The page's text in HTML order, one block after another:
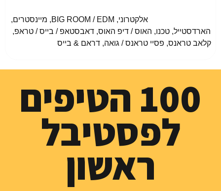
				אלקטרוני, BIG ROOM / EDM, מיינסטרים,
הארדסטייל, טכנו, האוס / דיפ האוס, דאבסטאפ / בייס / טראפ,
קלאב טראנס, פסיי טראנס / גואה, דראם & בייס
100 הטיפים
לפסטיבל
ראשון